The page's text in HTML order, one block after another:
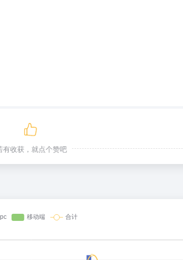
有收获，就点个赞吧